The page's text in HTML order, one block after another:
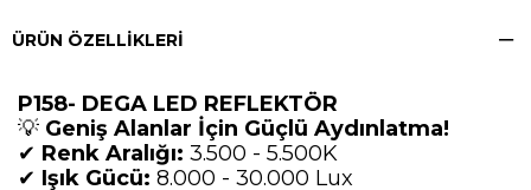
ÜRÜN ÖZELLIKLERI
P158- DEGA LED REFLEKTÖR
💡 Geniş Alanlar İçin Güçlü Aydınlatma!
✔ Renk Aralığı: 3.500 - 5.500K
✔ Işık Gücü: 8.000 - 30.000 Lux